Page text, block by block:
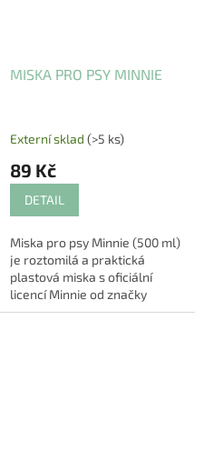
MISKA PRO PSY MINNIE
Externí sklad (>5 ks)
89 Kč
DETAIL
Miska pro psy Minnie (500 ml)
je roztomilá a praktická
plastová miska s oficiální
licencí Minnie od značky
Cerda, která potěší nejen